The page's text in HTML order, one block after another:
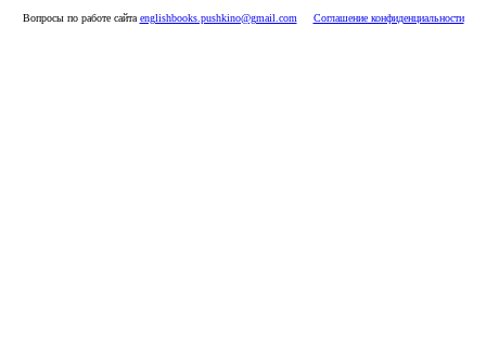
Вопросы по работе сайта englishbooks.pushkino@gmail.com Соглашение конфиденциальности